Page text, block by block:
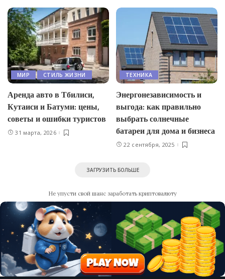
МИР СТИЛЬ ЖИЗНИ
Аренда авто в Тбилиси,
Кутаиси и Батуми: цены,
советы и ошибки туристов
31 марта, 2026
ТЕХНИКА
Энергонезависимость и
выгода: как правильно
выбрать солнечные
батареи для дома и бизнеса
22 сентября, 2025
ЗАГРУЗИТЬ БОЛЬШЕ
Не упусти свой шанс заработать криптовалюту